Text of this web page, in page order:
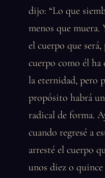
dijo: “Lo que
menos que muera.
el cuerpo que
cuerpo como él ha
la eternidad, pero
propósito habrá
radical de forma.
cuando regresé a
arresté el cuerpo
unos diez o